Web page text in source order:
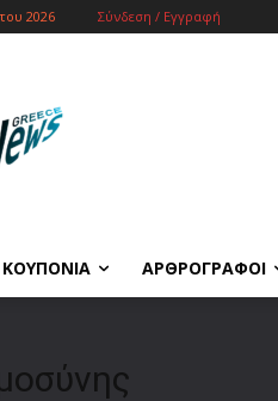
2026 Σύνδεση / Εγγραφή
ΑΡΘΡΟΓΡΑΦΟΙ